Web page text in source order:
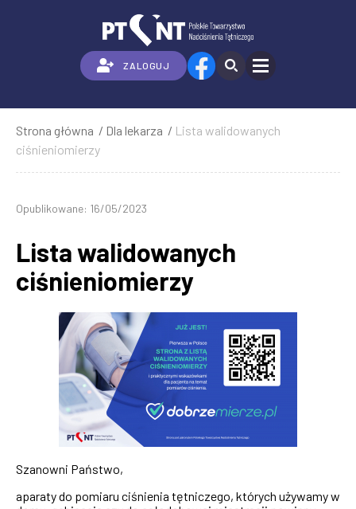
ZALOGUJ
Ścieżka
nawigacyjna
Strona główna Dla lekarza
Lista walidowanych
ciśnieniomierzy
Opublikowane: 16/05/2023
Lista walidowanych
ciśnieniomierzy
Szanowni Państwo,
aparaty do pomiaru ciśnienia tętniczego, których używamy w